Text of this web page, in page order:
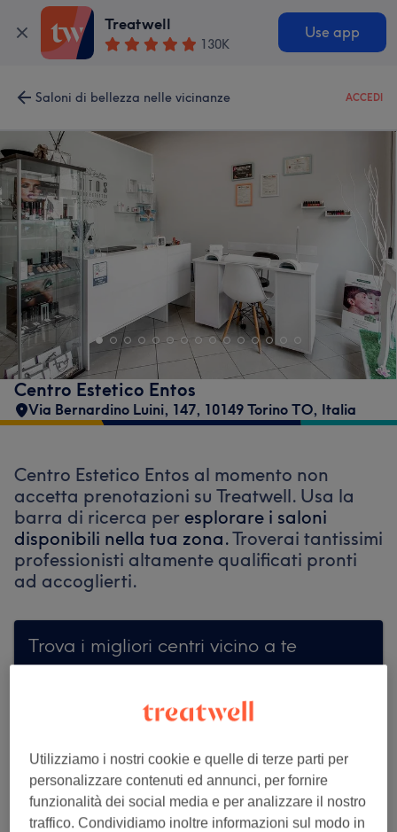
Treatwell
130K
Use app
Saloni di bellezza nelle vicinanze ACCEDI
Centro Estetico Entos
Via Bernardino Luini, 147, 10149 Torino TO, Italia
Centro Estetico Entos al momento non
accetta prenotazioni su Treatwell. Usa la
barra di ricerca per esplorare i saloni
disponibili nella tua zona.Troverai tantissimi
professionisti altamente qualificati pronti
ad accoglierti.
Trova i migliori centri vicino a te
Utilizziamo i nostri cookie e quelle di terze parti per
personalizzare contenuti ed annunci, per fornire
funzionalità dei social media e per analizzare il nostro
traffico. Condividiamo inoltre informazioni sul modo in